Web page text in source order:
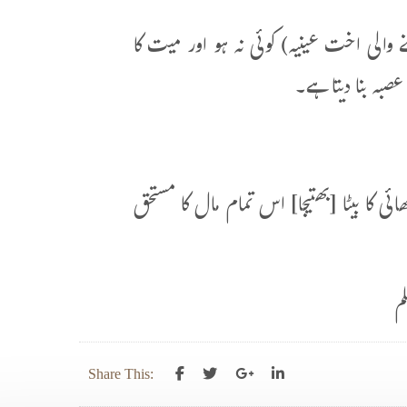
اخت عینیہ) کوئی نہ ہو اور میت کا
بنا دیتا ہے۔
کا بیٹا [بھتیجا] اس تمام مال کا مستحق
Share This: